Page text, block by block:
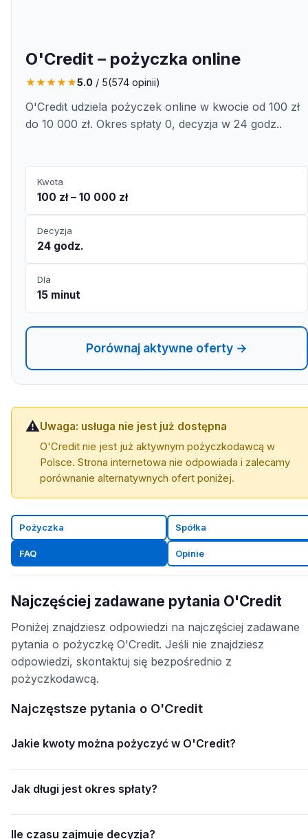
O'Credit – pożyczka online
★★★★★5.0 / 5(574 opinii)
O'Credit udziela pożyczek online w kwocie od 100 zł
do 10 000 zł. Okres spłaty 0, decyzja w 24 godz..
Kwota
100 zł – 10 000 zł
Decyzja
24 godz.
Dla
15 minut
Porównaj aktywne oferty →
⚠️Uwaga: usługa nie jest już dostępna
O'Credit nie jest już aktywnym pożyczkodawcą w
Polsce. Strona internetowa nie odpowiada i zalecamy
porównanie alternatywnych ofert poniżej.
Pożyczka Spółka
FAQ Opinie
Najczęściej zadawane pytania O'Credit
Poniżej znajdziesz odpowiedzi na najczęściej zadawane
pytania o pożyczkę O'Credit. Jeśli nie znajdziesz
odpowiedzi, skontaktuj się bezpośrednio z
pożyczkodawcą.
Najczęstsze pytania o O'Credit
Jakie kwoty można pożyczyć w O'Credit?
Jak długi jest okres spłaty?
Ile czasu zajmuje decyzja?